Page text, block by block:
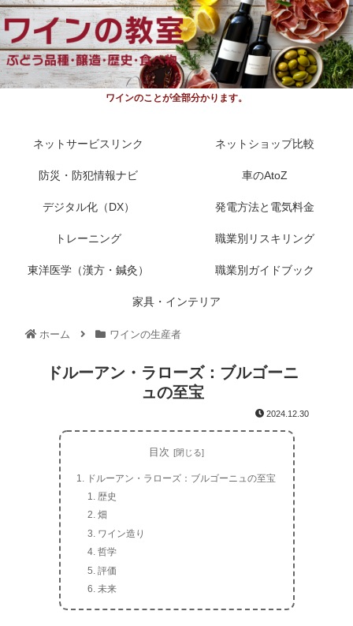
ワインのことが全部分かります。
ネットサービスリンク ネットショップ比較
防災・防犯情報ナビ 車のAtoZ
デジタル化（DX） 発電方法と電気料金
トレーニング 職業別リスキリング
東洋医学（漢方・鍼灸） 職業別ガイドブック
家具・インテリア
ホーム ワインの生産者
ドルーアン・ラローズ：ブルゴーニ
ュの至宝
2024.12.30
目次
ドルーアン・ラローズ：ブルゴーニュの至宝
歴史
畑
ワイン造り
哲学
評価
未来